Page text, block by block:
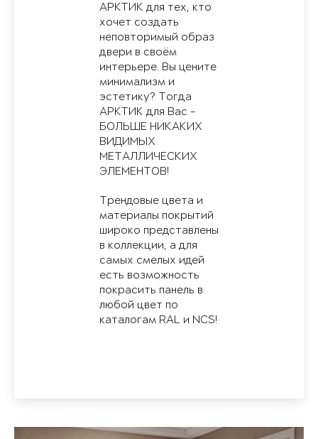
АРКТИК для тех, кто
хочет создать
неповторимый образ
двери в своём
интерьере. Вы цените
минимализм и
эстетику? Тогда
АРКТИК для Вас -
БОЛЬШЕ НИКАКИХ
ВИДИМЫХ
МЕТАЛЛИЧЕСКИХ
ЭЛЕМЕНТОВ!
Трендовые цвета и
материалы покрытий
широко представлены
в коллекции, а для
самых смелых идей
есть возможность
покрасить панель в
любой цвет по
каталогам RAL и NCS!